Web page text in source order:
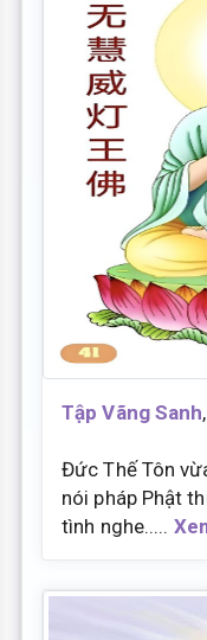
Tập Vãng Sanh,
Đức Thế Tôn
nói pháp Phật
tình nghe.....